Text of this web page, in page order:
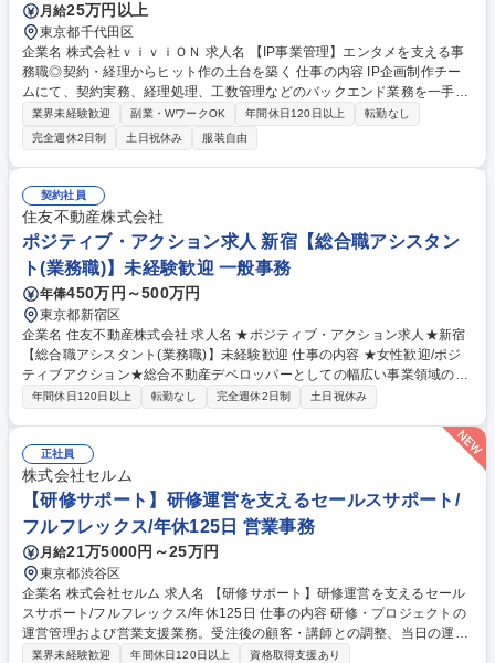
月給25万円以上
東京都千代田区
企業名 株式会社ｖｉｖｉＯＮ 求人名 【IP事業管理】エンタメを支える事
務職◎契約・経理からヒット作の土台を築く 仕事の内容 IP企画制作チー
ムにて、契約実務、経理処理、工数管理などのバックエンド業務を一手に
担うポジションです。プロデューサーやディレクターが制作に集中できる
よう、事務プロセスの正確な運用を支えます。 ■各種契約書（印税契約、
業務委託等）のドラフト作成、内容確認、押印申請、管理 ■月次の経理処
理（請求書発行、支払依頼、入金確認）および他部署（経理部等）への報
告 ■プロジェクトごとの予算・実績管理、工数管理のサポート ■制作進行
に伴う事務的な連絡代行や資料整理 ■チーム内の事務フローの改善提案・
運用など 募集職種 【IP事業管理】エンタメを支える事務職◎契約・経理
からヒット作の土台を築く
業界未経験歓迎 副業・WワークOK 年間休日120日以上
転勤なし
完全週休2日制
土日祝休み 服装自由
契約社員
住友不動産株式会社
ポジティブ・アクション求人 新宿【総合職アシスタン
ト(業務職)】未経験歓迎 一般事務
年俸450万円～500万円
東京都新宿区
企業名 住友不動産株式会社 求人名 ★ポジティブ・アクション求人★新宿
【総合職アシスタント(業務職)】未経験歓迎 仕事の内容 ★女性歓迎/ポジ
ティブアクション★総合不動産デベロッパーとしての幅広い事業領域の更
なる発展に向け、総合職や事務職と連携を取りながら、事業推進を行って
ル開発：地権者様対応/予算作成やスケジュール管理/市場調査・分析/協力
会社との調整など ■分譲用地開発：市場調査/用地調査資料作成/折衝同行/
地権者様対応 等 ～地図に残る建物づくりを通して、街の開発にも大きく
貢献する仕事となりますので、スケールの大きな仕事に携われるのが魅力
です。 募集職種 ★ポジティブ・アクション求人★新宿【総合職アシスタ
ント(業務職)】未経験歓迎
年間休日120日以上 転勤なし 完全週休2日制 土日祝休み
正社員
株式会社セルム
【研修サポート】研修運営を支えるセールスサポート/
フルフレックス/年休125日 営業事務
月給21万5000円～25万円
東京都渋谷区
企業名 株式会社セルム 求人名 【研修サポート】研修運営を支えるセール
スサポート/フルフレックス/年休125日 仕事の内容 研修・プロジェクトの
運営管理および営業支援業務。受注後の顧客・講師との調整、当日の運営
アテンド、事務サポートを通じ、高品質なサービス提供を担います。 ■コ
業界未経験歓迎 年間休日120日以上 資格取得支援あり